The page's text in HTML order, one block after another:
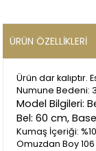
ÜRÜN ÖZELLIKLERI
Ürün dar kalıptır.
Numune Bedeni:
Model Bilgileri:
Bel: 60 cm,
Kumaş İçeriği:
Omuzdan Boy